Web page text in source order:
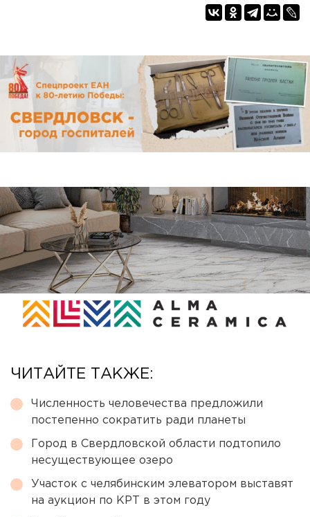
ЧИТАЙТЕ ТАКЖЕ:
Численность человечества предложили
постепенно сократить ради планеты
Город в Свердловской области подтопило
несуществующее озеро
Участок с челябинским элеватором выставят
на аукцион по КРТ в этом году